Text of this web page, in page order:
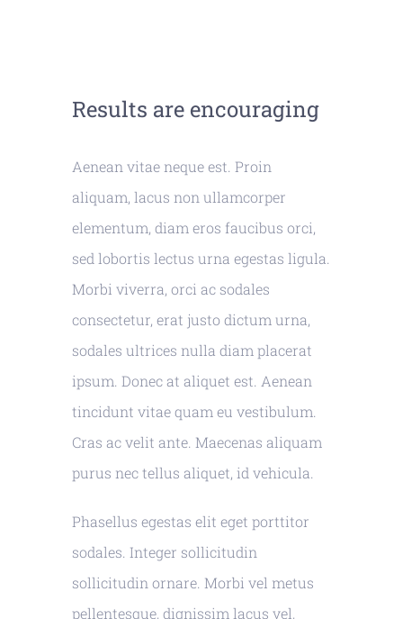
Results are encouraging
Aenean vitae neque est. Proin
aliquam, lacus non ullamcorper
elementum, diam eros faucibus orci,
sed lobortis lectus urna egestas ligula.
Morbi viverra, orci ac sodales
consectetur, erat justo dictum urna,
sodales ultrices nulla diam placerat
ipsum. Donec at aliquet est. Aenean
tincidunt vitae quam eu vestibulum.
Cras ac velit ante. Maecenas aliquam
purus nec tellus aliquet, id vehicula.
Phasellus egestas elit eget porttitor
sodales. Integer sollicitudin
sollicitudin ornare. Morbi vel metus
pellentesque, dignissim lacus vel,